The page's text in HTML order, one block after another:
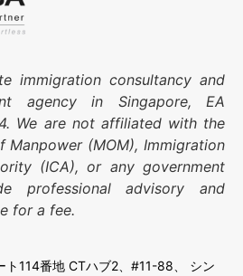
immigration consultancy and
agency in Singapore, EA
We are not affiliated with the
Manpower (MOM), Immigration
(ICA), or any government
professional advisory and
for a fee.
ト114番地 CTハブ2、#11-88、 シン